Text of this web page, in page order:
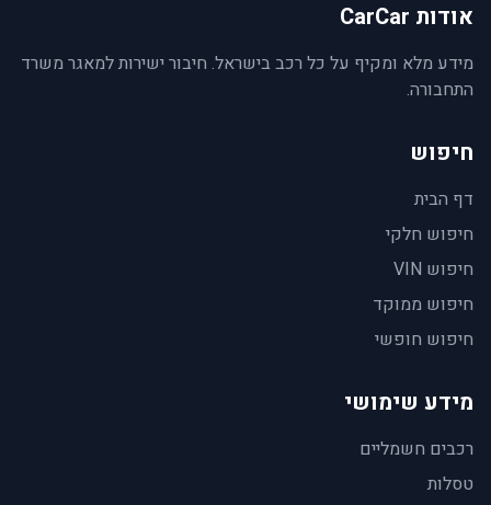
אודות CarCar
מידע מלא ומקיף על כל רכב בישראל. חיבור ישירות למאגר משרד
התחבורה.
חיפוש
דף הבית
חיפוש חלקי
חיפוש VIN
חיפוש ממוקד
חיפוש חופשי
מידע שימושי
רכבים חשמליים
טסלות